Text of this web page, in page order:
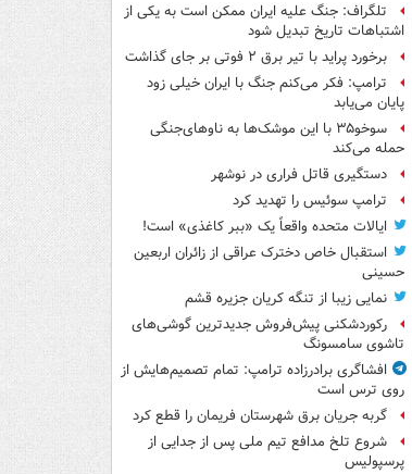
تلگراف: جنگ علیه ایران ممکن است به یکی از
اشتباهات تاریخ تبدیل شود
برخورد پراید با تیر برق ۲ فوتی بر جای گذاشت
ترامپ: فکر می‌کنم جنگ با ایران خیلی زود
پایان می‌یابد
سوخو۳۵ با این موشک‌ها به ناوهای‌جنگی
حمله می‌کند
دستگیری قاتل فراری در نوشهر
ترامپ سوئیس را تهدید کرد
ایالات متحده واقعاً یک «ببر کاغذی» است!
استقبال خاص دخترک عراقی از زائران اربعین
حسینی
نمایی زیبا از تنگه کریان جزیره قشم
رکوردشکنی پیش‌فروش جدیدترین گوشی‌های
تاشوی سامسونگ
افشاگری برادرزاده ترامپ: تمام تصمیم‌هایش از
روی ترس است
گربه جریان برق شهرستان فریمان را قطع کرد
شروع تلخ مدافع تیم ملی پس از جدایی از
پرسپولیس